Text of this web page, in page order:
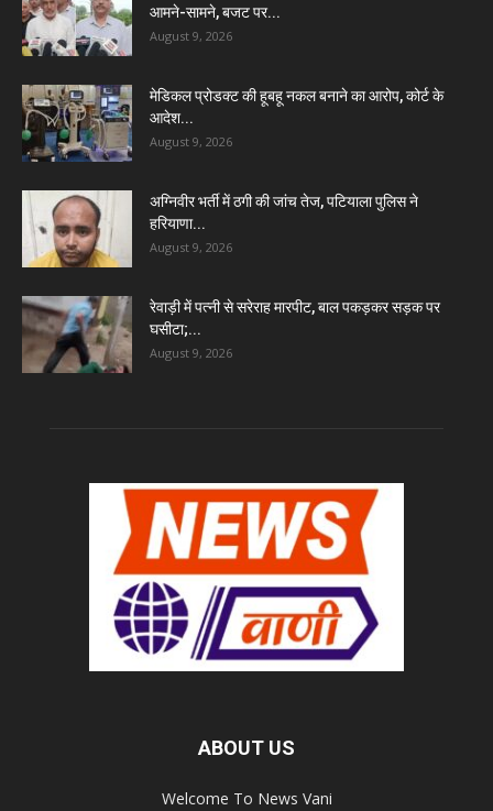
आमने-सामने, बजट पर...
August 9, 2026
मेडिकल प्रोडक्ट की हूबहू नकल बनाने का आरोप, कोर्ट के
आदेश...
August 9, 2026
अग्निवीर भर्ती में ठगी की जांच तेज, पटियाला पुलिस ने
हरियाणा...
August 9, 2026
रेवाड़ी में पत्नी से सरेराह मारपीट, बाल पकड़कर सड़क पर
घसीटा;...
August 9, 2026
ABOUT US
Welcome To News Vani